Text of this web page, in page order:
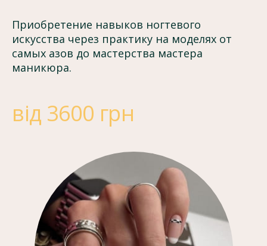
Приобретение навыков ногтевого
искусства через практику на моделях от
самых азов до мастерства мастера
маникюра.
від 3600 грн